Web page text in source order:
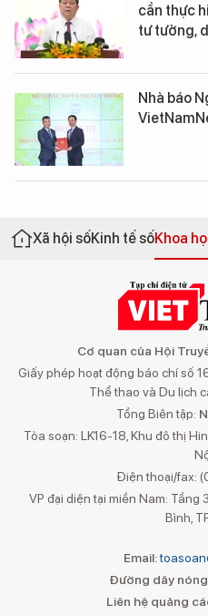
cần thực
tư tưởng,
Nhà báo
Xã hội sốKinh tế sốKhoa
Cơ quan của Hội
Giấy phép hoạt động báo chí số
Thể thao và Du lịch
Tổng Biên tập:
Tòa soạn: LK16-18, Khu đô thị
Điện thoại/fax:
VP đại diện tại miền Nam: Tầng
Bình,
Email:
Đường dây
Liên hệ quảng